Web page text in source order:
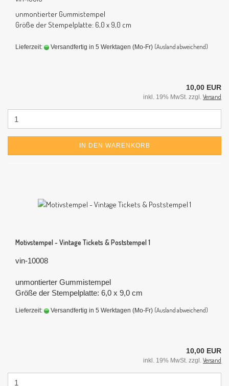
unmontierter Gummistempel
Größe der Stempelplatte: 6,0 x 9,0 cm
Lieferzeit: Versandfertig in 5 Werktagen (Mo-Fr) (Ausland abweichend)
10,00 EUR
inkl. 19% MwSt. zzgl. Versand
IN DEN WARENKORB
Motivstempel - Vintage Tickets & Poststempel 1
vin-10008
unmontierter Gummistempel
Größe der Stempelplatte: 6,0 x 9,0 cm
Lieferzeit: Versandfertig in 5 Werktagen (Mo-Fr) (Ausland abweichend)
10,00 EUR
inkl. 19% MwSt. zzgl. Versand